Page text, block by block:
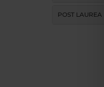
POST LAUREA